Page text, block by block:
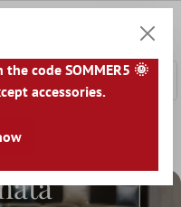
Din Gresie Portelanata
code SOMMER5 🌞
accessories.